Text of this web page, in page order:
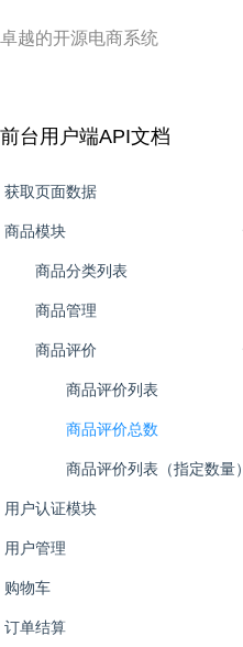
卓越的开源电商系统
前台用户端API文档
获取页面数据
商品模块
商品分类列表
商品管理
商品评价
商品评价列表
商品评价总数
商品评价列表（指定数量）
用户认证模块
用户管理
购物车
订单结算